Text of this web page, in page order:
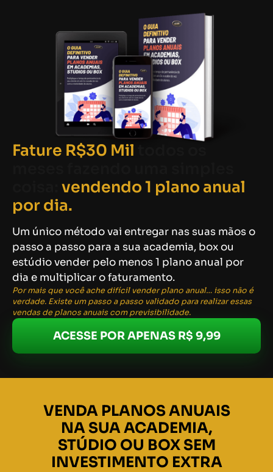
Fature R$30 Mil
vendendo 1 plano anual
por dia.
Um único método vai entregar nas suas mãos o
passo a passo para a sua academia, box ou
estúdio vender pelo menos 1 plano anual por
dia e multiplicar o faturamento.
Por mais que você ache difícil vender plano anual… isso não é
verdade. Existe um passo a passo validado para realizar essas
vendas de planos anuais com previsibilidade.
ACESSE POR APENAS R$ 9,99
VENDA PLANOS ANUAIS
NA SUA ACADEMIA,
STÚDIO OU BOX SEM
INVESTIMENTO EXTRA